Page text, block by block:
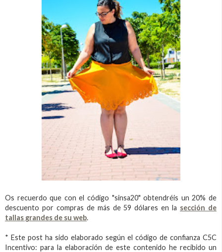
Os recuerdo que con el código "sinsa20" obtendréis un 20% de
descuento por compras de más de 59 dólares en la sección de
tallas grandes de su web.
* Este post ha sido elaborado según el código de confianza C5C
Incentivo: para la elaboración de este contenido he recibido un